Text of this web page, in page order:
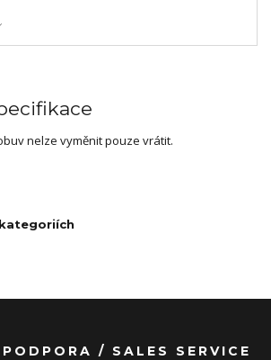
nelze vyměnit pouze vrátit.
/ SALES SERVICE